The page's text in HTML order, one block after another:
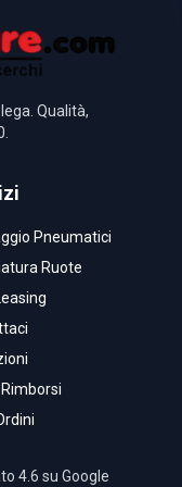
Qualità,
Pneumatici
Ruote
Rimborsi
4.6 su Google